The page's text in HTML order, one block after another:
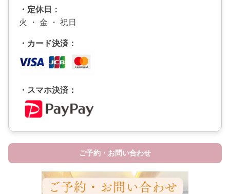
・定休日：
火 ・ 金 ・ 祝日
・カード決済：
・スマホ決済：
ご予約・お問い合わせ